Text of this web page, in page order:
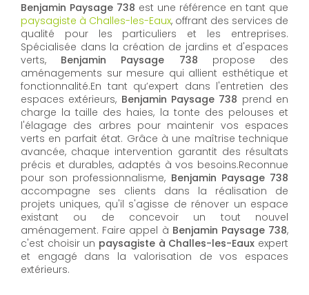
Benjamin Paysage 738 est une référence en tant que
paysagiste à Challes-les-Eaux, offrant des services de
qualité pour les particuliers et les entreprises.
Spécialisée dans la création de jardins et d'espaces
verts, Benjamin Paysage 738 propose des
aménagements sur mesure qui allient esthétique et
fonctionnalité.En tant qu’expert dans l'entretien des
espaces extérieurs, Benjamin Paysage 738 prend en
charge la taille des haies, la tonte des pelouses et
l'élagage des arbres pour maintenir vos espaces
verts en parfait état. Grâce à une maîtrise technique
avancée, chaque intervention garantit des résultats
précis et durables, adaptés à vos besoins.Reconnue
pour son professionnalisme, Benjamin Paysage 738
accompagne ses clients dans la réalisation de
projets uniques, qu'il s'agisse de rénover un espace
existant ou de concevoir un tout nouvel
aménagement. Faire appel à Benjamin Paysage 738,
c'est choisir un paysagiste à Challes-les-Eaux expert
et engagé dans la valorisation de vos espaces
extérieurs.